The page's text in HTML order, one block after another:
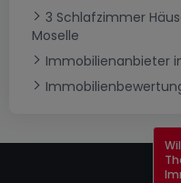
3 Schlafzimmer
Moselle
Immobilienanbieter